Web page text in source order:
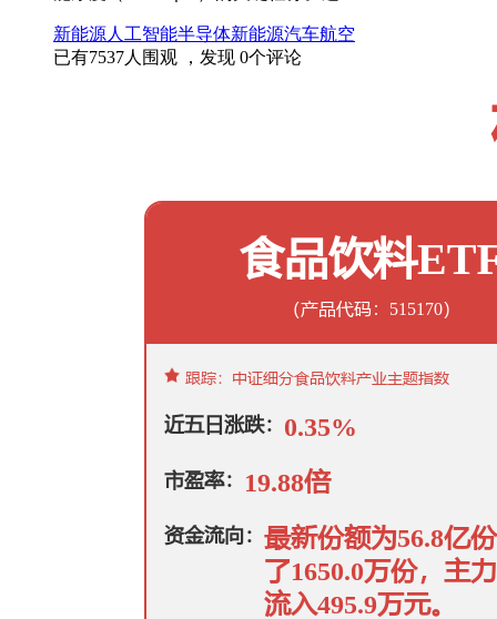
新能源人工智能半导体新能源汽车航空
已有7537人围观 ，发现 0个评论